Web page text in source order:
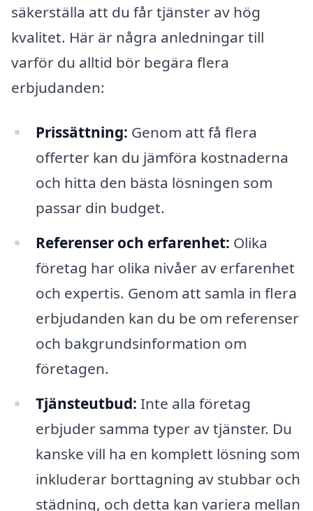
säkerställa att du får tjänster av hög
kvalitet. Här är några anledningar till
varför du alltid bör begära flera
erbjudanden:
Prissättning: Genom att få flera
offerter kan du jämföra kostnaderna
och hitta den bästa lösningen som
passar din budget.
Referenser och erfarenhet: Olika
företag har olika nivåer av erfarenhet
och expertis. Genom att samla in flera
erbjudanden kan du be om referenser
och bakgrundsinformation om
företagen.
Tjänsteutbud: Inte alla företag
erbjuder samma typer av tjänster. Du
kanske vill ha en komplett lösning som
inkluderar borttagning av stubbar och
städning, och detta kan variera mellan